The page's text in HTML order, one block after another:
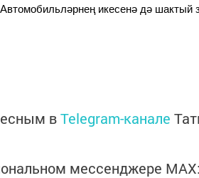
икесенә дә шактый
вTelegram-канале
мессенджере MАХ: